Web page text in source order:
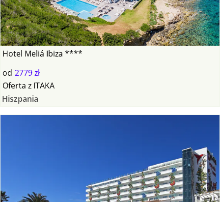
Hotel Meliá Ibiza ****
od 2779 zł
Oferta z ITAKA
Hiszpania